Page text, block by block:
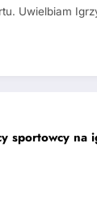
Uwielbiam
sportowcy na